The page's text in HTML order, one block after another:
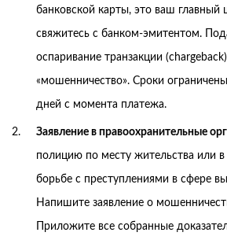
банковской карты, это ваш
свяжитесь с банком-эмитентом.
оспаривание транзакции
«мошенничество». Сроки
дней с момента платежа.
Заявление в правоохранительные
полицию по месту жительства или
борьбе с преступлениями в сфере
Напишите заявление о
Приложите все собранные